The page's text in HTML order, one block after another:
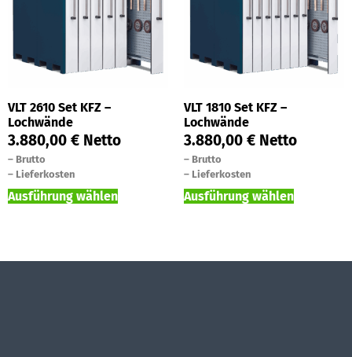
VLT 2610 Set KFZ –
Lochwände
3.880,00 € Netto
– Brutto
– Lieferkosten
Ausführung wählen
VLT 1810 Set KFZ –
Lochwände
3.880,00 € Netto
– Brutto
– Lieferkosten
Ausführung wählen